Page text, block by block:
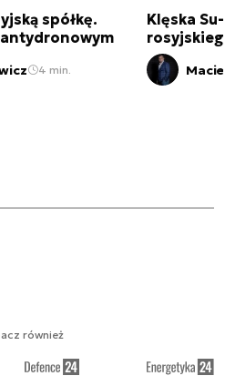
spółkę.
4 min.
Klęska
również